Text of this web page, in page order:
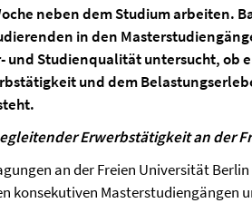
neben dem Studium arbeiten.
in den
und Studienqualität untersucht, ob
und dem
Erwerbstätigkeit an der
an der Freien Universität
konsekutiven Masterstudiengängen